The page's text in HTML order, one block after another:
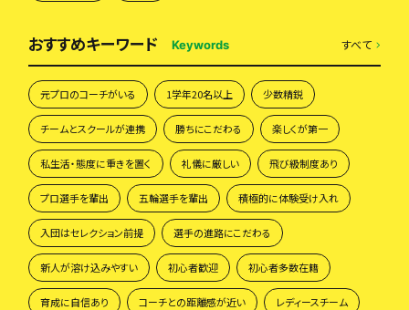
おすすめキーワード Keywords すべて
元プロのコーチがいる 1学年20名以上 少数精鋭
チームとスクールが連携 勝ちにこだわる 楽しくが第一
私生活・態度に重きを置く 礼儀に厳しい 飛び級制度あり
プロ選手を輩出 五輪選手を輩出 積極的に体験受け入れ
入団はセレクション前提 選手の進路にこだわる
新人が溶け込みやすい 初心者歓迎 初心者多数在籍
育成に自信あり コーチとの距離感が近い レディースチーム